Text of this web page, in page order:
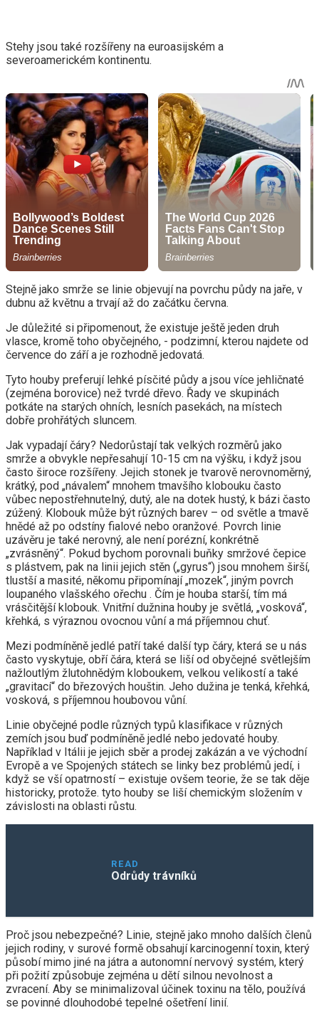
Stehy jsou také rozšířeny na euroasijském a
severoamerickém kontinentu.
Stejně jako smrže se linie objevují na povrchu půdy na jaře, v
dubnu až květnu a trvají až do začátku června.
Je důležité si připomenout, že existuje ještě jeden druh
vlasce, kromě toho obyčejného, ​​- podzimní, kterou najdete od
července do září a je rozhodně jedovatá.
Tyto houby preferují lehké písčité půdy a jsou více jehličnaté
(zejména borovice) než tvrdé dřevo. Řady ve skupinách
potkáte na starých ohních, lesních pasekách, na místech
dobře prohřátých sluncem.
Jak vypadají čáry? Nedorůstají tak velkých rozměrů jako
smrže a obvykle nepřesahují 10-15 cm na výšku, i když jsou
často široce rozšířeny. Jejich stonek je tvarově nerovnoměrný,
krátký, pod „návalem“ mnohem tmavšího klobouku často
vůbec nepostřehnutelný, dutý, ale na dotek hustý, k bázi často
zúžený. Klobouk může být různých barev – od světle a tmavě
hnědé až po odstíny fialové nebo oranžové. Povrch linie
uzávěru je také nerovný, ale není porézní, konkrétně
„zvrásněný“. Pokud bychom porovnali buňky smržové čepice
s plástvem, pak na linii jejich stěn („gyrus“) jsou mnohem širší,
tlustší a masité, někomu připomínají „mozek“, jiným povrch
loupaného vlašského ořechu . Čím je houba starší, tím má
vrásčitější klobouk. Vnitřní dužnina houby je světlá, „vosková“,
křehká, s výraznou ovocnou vůní a má příjemnou chuť.
Mezi podmíněně jedlé patří také další typ čáry, která se u nás
často vyskytuje, obří čára, která se liší od obyčejné světlejším
nažloutlým žlutohnědým kloboukem, velkou velikostí a také
„gravitací“ do březových houštin. Jeho dužina je tenká, křehká,
vosková, s příjemnou houbovou vůní.
Linie obyčejné podle různých typů klasifikace v různých
zemích jsou buď podmíněně jedlé nebo jedovaté houby.
Například v Itálii je jejich sběr a prodej zakázán a ve východní
Evropě a ve Spojených státech se linky bez problémů jedí, i
když se vší opatrností – existuje ovšem teorie, že se tak děje
historicky, protože. tyto houby se liší chemickým složením v
závislosti na oblasti růstu.
READ
Odrůdy trávníků
Proč jsou nebezpečné? Linie, stejně jako mnoho dalších členů
jejich rodiny, v surové formě obsahují karcinogenní toxin, který
působí mimo jiné na játra a autonomní nervový systém, který
při požití způsobuje zejména u dětí silnou nevolnost a
zvracení. Aby se minimalizoval účinek toxinu na tělo, používá
se povinné dlouhodobé tepelné ošetření linií.